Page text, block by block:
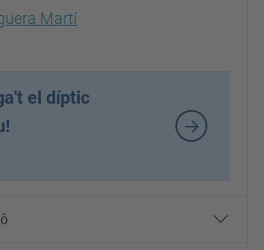
Martí
el díptic